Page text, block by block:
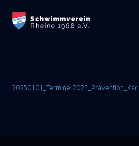
20250101_Termine 2025_Prävention_Kari